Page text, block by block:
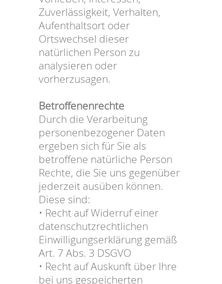
Zuverlässigkeit, Verhalten,
Aufenthaltsort oder
Ortswechsel dieser
natürlichen Person zu
analysieren oder
vorherzusagen.
Betroffenenrechte
Durch die Verarbeitung
personenbezogener Daten
ergeben sich für Sie als
betroffene natürliche Person
Rechte, die Sie uns gegenüber
jederzeit ausüben können.
Diese sind:
• Recht auf Widerruf einer
datenschutzrechtlichen
Einwilligungserklärung gemäß
Art. 7 Abs. 3 DSGVO
• Recht auf Auskunft über Ihre
bei uns gespeicherten